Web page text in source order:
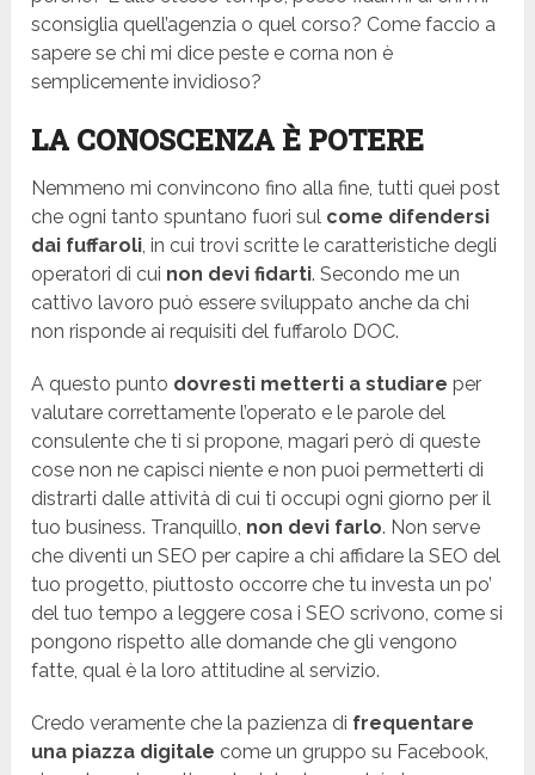
sconsiglia quell’agenzia o quel corso? Come faccio a
sapere se chi mi dice peste e corna non è
semplicemente invidioso?
LA CONOSCENZA È POTERE
Nemmeno mi convincono fino alla fine, tutti quei post
che ogni tanto spuntano fuori sul come difendersi
dai fuffaroli, in cui trovi scritte le caratteristiche degli
operatori di cui non devi fidarti. Secondo me un
cattivo lavoro può essere sviluppato anche da chi
non risponde ai requisiti del fuffarolo DOC.
A questo punto dovresti metterti a studiare per
valutare correttamente l’operato e le parole del
consulente che ti si propone, magari però di queste
cose non ne capisci niente e non puoi permetterti di
distrarti dalle attività di cui ti occupi ogni giorno per il
tuo business. Tranquillo, non devi farlo. Non serve
che diventi un SEO per capire a chi affidare la SEO del
tuo progetto, piuttosto occorre che tu investa un po’
del tuo tempo a leggere cosa i SEO scrivono, come si
pongono rispetto alle domande che gli vengono
fatte, qual è la loro attitudine al servizio.
Credo veramente che la pazienza di frequentare
una piazza digitale come un gruppo su Facebook,